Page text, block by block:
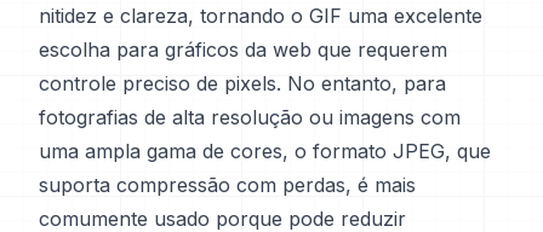
nitidez e clareza, tornando o GIF uma excelente
escolha para gráficos da web que requerem
controle preciso de pixels. No entanto, para
fotografias de alta resolução ou imagens com
uma ampla gama de cores, o formato JPEG, que
suporta compressão com perdas, é mais
comumente usado porque pode reduzir